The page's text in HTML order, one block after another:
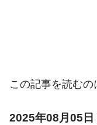
この記事を読むの
2025年08月05